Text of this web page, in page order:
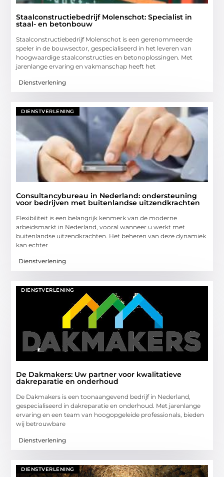
Staalconstructiebedrijf Molenschot: Specialist in
staal- en betonbouw
Staalconstructiebedrijf Molenschot is een gerenommeerde
speler in de bouwsector, gespecialiseerd in het leveren van
hoogwaardige staalconstructies en betonoplossingen. Met
jarenlange ervaring en vakmanschap heeft het
Dienstverlening
DIENSTVERLENING
Consultancybureau in Nederland: ondersteuning
voor bedrijven met buitenlandse uitzendkrachten
Flexibiliteit is een belangrijk kenmerk van de moderne
arbeidsmarkt in Nederland, vooral wanneer u werkt met
buitenlandse uitzendkrachten. Het beheren van deze dynamiek
kan echter
Dienstverlening
DIENSTVERLENING
De Dakmakers: Uw partner voor kwalitatieve
dakreparatie en onderhoud
De Dakmakers is een toonaangevend bedrijf in Nederland,
gespecialiseerd in dakreparatie en onderhoud. Met jarenlange
ervaring en een team van hoogopgeleide professionals, bieden
wij betrouwbare
Dienstverlening
DIENSTVERLENING